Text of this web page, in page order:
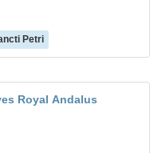
Petri
Royal Andalus